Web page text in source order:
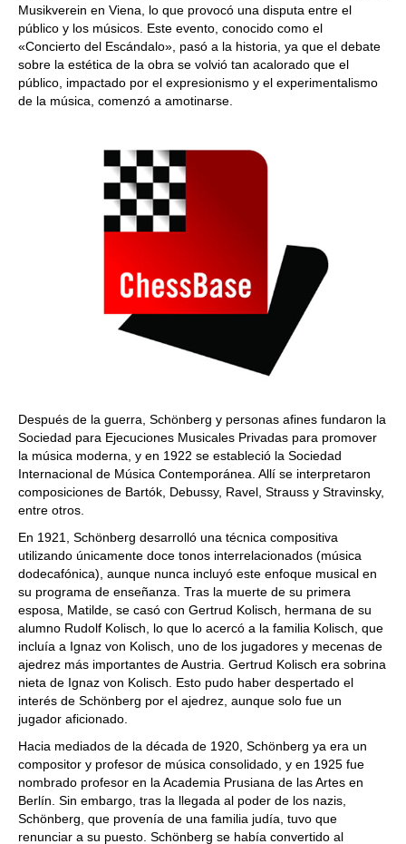
Musikverein en Viena, lo que provocó una disputa entre el
público y los músicos. Este evento, conocido como el
«Concierto del Escándalo», pasó a la historia, ya que el debate
sobre la estética de la obra se volvió tan acalorado que el
público, impactado por el expresionismo y el experimentalismo
de la música, comenzó a amotinarse.
Después de la guerra, Schönberg y personas afines fundaron la
Sociedad para Ejecuciones Musicales Privadas para promover
la música moderna, y en 1922 se estableció la Sociedad
Internacional de Música Contemporánea. Allí se interpretaron
composiciones de Bartók, Debussy, Ravel, Strauss y Stravinsky,
entre otros.
En 1921, Schönberg desarrolló una técnica compositiva
utilizando únicamente doce tonos interrelacionados (música
dodecafónica), aunque nunca incluyó este enfoque musical en
su programa de enseñanza. Tras la muerte de su primera
esposa, Matilde, se casó con Gertrud Kolisch, hermana de su
alumno Rudolf Kolisch, lo que lo acercó a la familia Kolisch, que
incluía a Ignaz von Kolisch, uno de los jugadores y mecenas de
ajedrez más importantes de Austria. Gertrud Kolisch era sobrina
nieta de Ignaz von Kolisch. Esto pudo haber despertado el
interés de Schönberg por el ajedrez, aunque solo fue un
jugador aficionado.
Hacia mediados de la década de 1920, Schönberg ya era un
compositor y profesor de música consolidado, y en 1925 fue
nombrado profesor en la Academia Prusiana de las Artes en
Berlín. Sin embargo, tras la llegada al poder de los nazis,
Schönberg, que provenía de una familia judía, tuvo que
renunciar a su puesto. Schönberg se había convertido al